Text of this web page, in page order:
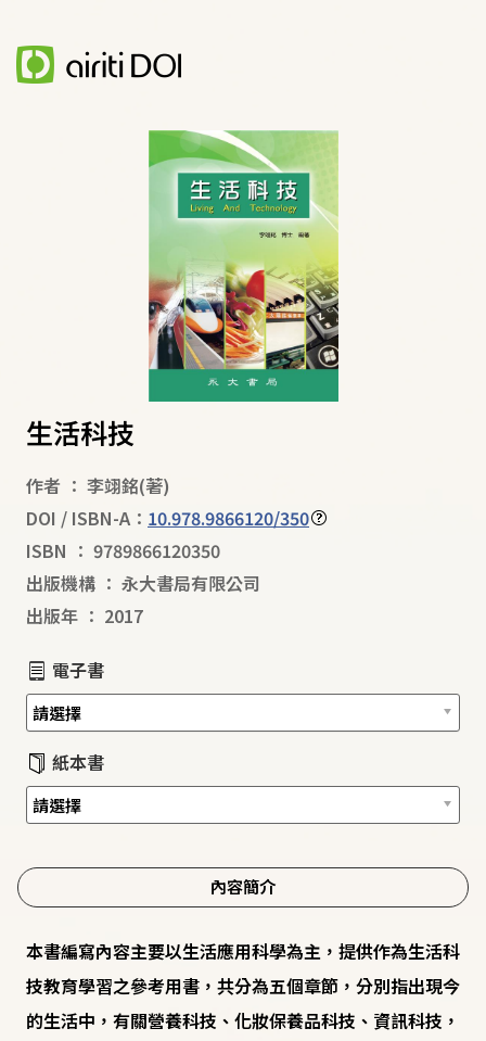
生活科技
作者 ： 李翊銘(著)
DOI / ISBN-A： 10.978.9866120/350
ISBN ： 9789866120350
出版機構 ： 永大書局有限公司
出版年 ： 2017
電子書
紙本書
內容簡介
本書編寫內容主要以生活應用科學為主，提供作為生活科
技教育學習之參考用書，共分為五個章節，分別指出現今
的生活中，有關營養科技、化妝保養品科技、資訊科技，